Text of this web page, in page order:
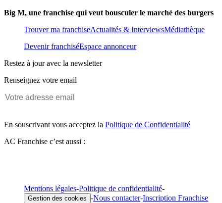
Big M, une franchise qui veut bousculer le marché des burgers
Trouver ma franchiseActualités & InterviewsMédiathèque
Devenir franchiséEspace annonceur
Restez à jour avec la newsletter
Renseignez votre email
En souscrivant vous acceptez la Politique de Confidentialité
AC Franchise c’est aussi :
Mentions légales-Politique de confidentialité-
Gestion des cookies -Nous contacter-Inscription Franchise